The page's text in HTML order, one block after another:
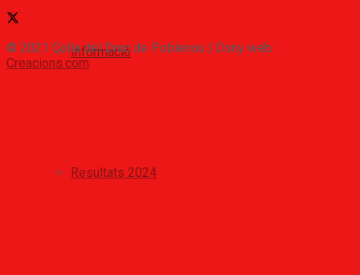
Informació
Resultats 2024
© 2021 Colla del Drac de Poblenou | Dsny web:
Creacions.com